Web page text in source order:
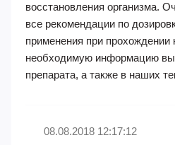
восстановления организма.
все рекомендации по
применения при прохождении
необходимую информацию вы
препарата, а также в наших
08.08.2018 12:17:12